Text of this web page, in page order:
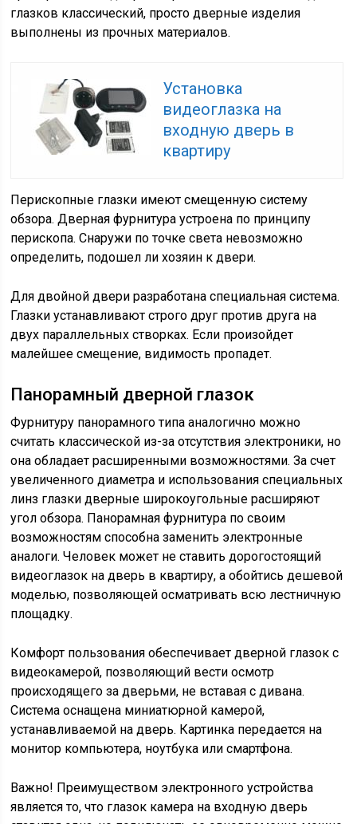
глазков классический, просто дверные изделия
выполнены из прочных материалов.
Установка
видеоглазка на
входную дверь в
квартиру
Перископные глазки имеют смещенную систему
обзора. Дверная фурнитура устроена по принципу
перископа. Снаружи по точке света невозможно
определить, подошел ли хозяин к двери.
Для двойной двери разработана специальная система.
Глазки устанавливают строго друг против друга на
двух параллельных створках. Если произойдет
малейшее смещение, видимость пропадет.
Панорамный дверной глазок
Фурнитуру панорамного типа аналогично можно
считать классической из-за отсутствия электроники, но
она обладает расширенными возможностями. За счет
увеличенного диаметра и использования специальных
линз глазки дверные широкоугольные расширяют
угол обзора. Панорамная фурнитура по своим
возможностям способна заменить электронные
аналоги. Человек может не ставить дорогостоящий
видеоглазок на дверь в квартиру, а обойтись дешевой
моделью, позволяющей осматривать всю лестничную
площадку.
Комфорт пользования обеспечивает дверной глазок с
видеокамерой, позволяющий вести осмотр
происходящего за дверьми, не вставая с дивана.
Система оснащена миниатюрной камерой,
устанавливаемой на дверь. Картинка передается на
монитор компьютера, ноутбука или смартфона.
Важно! Преимуществом электронного устройства
является то, что глазок камера на входную дверь